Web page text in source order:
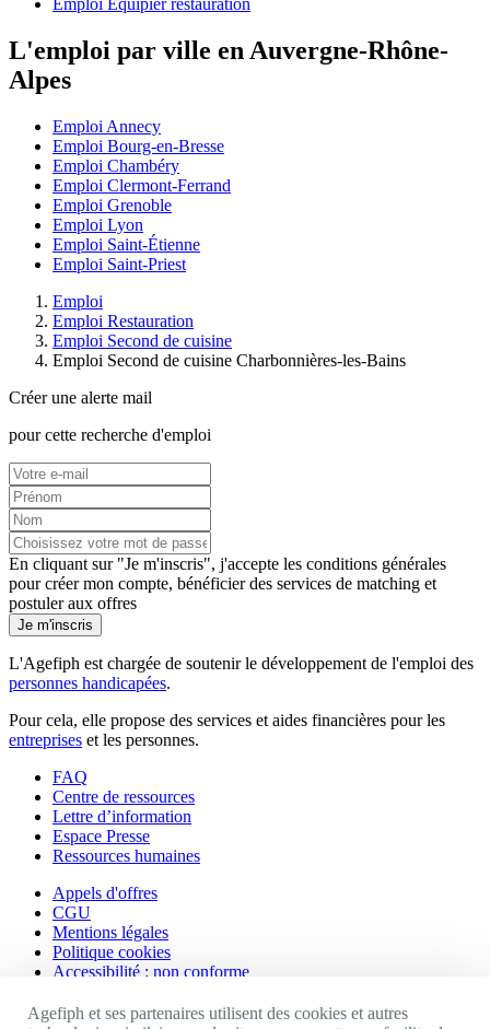
L'emploi par ville en Auvergne-Rhône-
Alpes
Emploi Annecy
Emploi Bourg-en-Bresse
Emploi Chambéry
Emploi Clermont-Ferrand
Emploi Grenoble
Emploi Lyon
Emploi Saint-Étienne
Emploi Saint-Priest
Emploi
Emploi Restauration
Emploi Second de cuisine
Emploi Second de cuisine Charbonnières-les-Bains
Créer une alerte mail
pour cette recherche d'emploi
En cliquant sur "Je m'inscris", j'accepte les conditions générales
pour créer mon compte, bénéficier des services de matching et
postuler aux offres
Je m'inscris
L'Agefiph est chargée de soutenir le développement de l'emploi des
personnes handicapées.
Pour cela, elle propose des services et aides financières pour les
entreprises et les personnes.
FAQ
Centre de ressources
Lettre d’information
Espace Presse
Ressources humaines
Appels d'offres
CGU
Mentions légales
Politique cookies
Accessibilité : non conforme
Nos autres sites
Agefiph et ses partenaires utilisent des cookies et autres